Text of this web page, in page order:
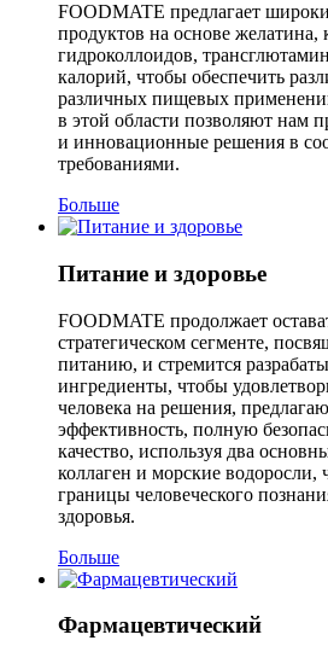
FOODMATE предлагает
продуктов на основе желатина,
гидроколлоидов,
калорий, чтобы обеспечить
различных пищевых
в этой области позволяют нам
и инновационные решения в
требованиями.
Больше
Питание и здоровье
FOODMATE продолжает
стратегическом сегменте,
питанию, и стремится
ингредиенты, чтобы
человека на решения,
эффективность, полную
качество, используя два
коллаген и морские водоросли,
границы человеческого
здоровья.
Больше
Фармацевтический